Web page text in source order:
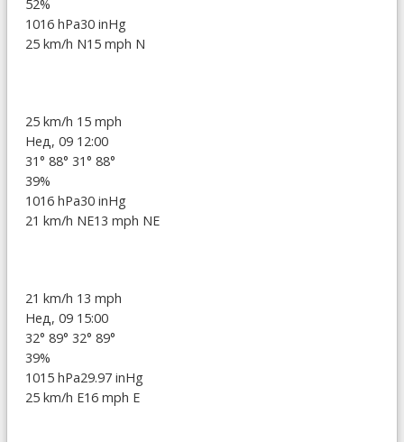
52%
1016 hPa30 inHg
25 km/h N15 mph N
25 km/h 15 mph
Нед, 09 12:00
31° 88° 31° 88°
39%
1016 hPa30 inHg
21 km/h NE13 mph NE
21 km/h 13 mph
Нед, 09 15:00
32° 89° 32° 89°
39%
1015 hPa29.97 inHg
25 km/h E16 mph E